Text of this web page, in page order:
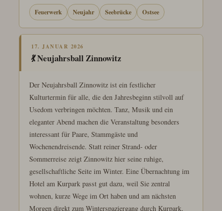
Feuerwerk Neujahr Seebrücke Ostsee
17. JANUAR 2026
💃 Neujahrsball Zinnowitz
Der Neujahrsball Zinnowitz ist ein festlicher
Kulturtermin für alle, die den Jahresbeginn stilvoll auf
Usedom verbringen möchten. Tanz, Musik und ein
eleganter Abend machen die Veranstaltung besonders
interessant für Paare, Stammgäste und
Wochenendreisende. Statt reiner Strand- oder
Sommerreise zeigt Zinnowitz hier seine ruhige,
gesellschaftliche Seite im Winter. Eine Übernachtung im
Hotel am Kurpark passt gut dazu, weil Sie zentral
wohnen, kurze Wege im Ort haben und am nächsten
Morgen direkt zum Winterspaziergang durch Kurpark,